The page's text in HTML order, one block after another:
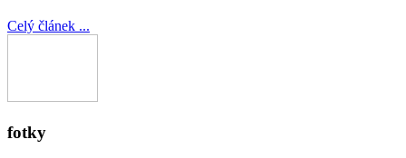
Celý článek ...
fotky